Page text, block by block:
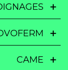
CAME